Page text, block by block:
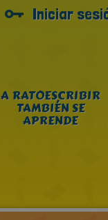
Iniciar
A RATOESCRIBIR
TAMBIÉN SE
APRENDE